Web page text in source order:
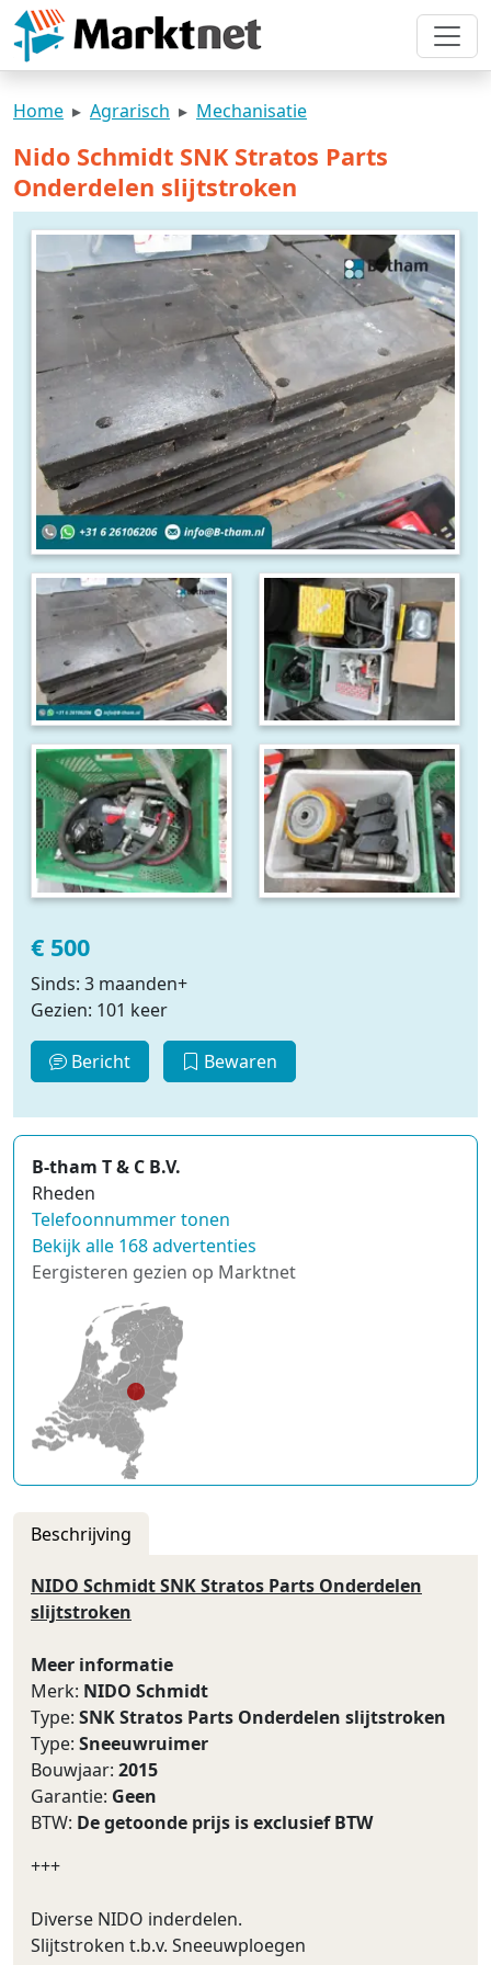
Home Agrarisch Mechanisatie
Nido Schmidt SNK Stratos Parts
Onderdelen slijtstroken
€ 500
Sinds: 3 maanden+
Gezien: 101 keer
Bericht Bewaren
B-tham T & C B.V.
Rheden
Telefoonnummer tonen
Bekijk alle 168 advertenties
Eergisteren gezien op Marktnet
Beschrijving
NIDO Schmidt SNK Stratos Parts Onderdelen
slijtstroken
Meer informatie
Merk: NIDO Schmidt
Type: SNK Stratos Parts Onderdelen slijtstroken
Type: Sneeuwruimer
Bouwjaar: 2015
Garantie: Geen
BTW: De getoonde prijs is exclusief BTW
+++
Diverse NIDO inderdelen.
Slijtstroken t.b.v. Sneeuwploegen